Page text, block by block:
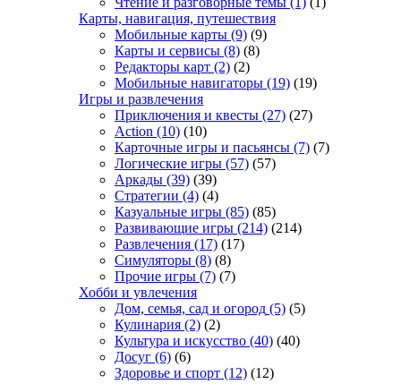
Карты, навигация, путешествия
Мобильные карты (9) (9)
Карты и сервисы (8) (8)
Редакторы карт (2) (2)
Мобильные навигаторы (19) (19)
Игры и развлечения
Приключения и квесты (27) (27)
Action (10) (10)
Карточные игры и пасьянсы (7) (7)
Логические игры (57) (57)
Аркады (39) (39)
Стратегии (4) (4)
Казуальные игры (85) (85)
Развивающие игры (214) (214)
Развлечения (17) (17)
Симуляторы (8) (8)
Прочие игры (7) (7)
Хобби и увлечения
Дом, семья, сад и огород (5) (5)
Кулинария (2) (2)
Культура и искусство (40) (40)
Досуг (6) (6)
Здоровье и спорт (12) (12)